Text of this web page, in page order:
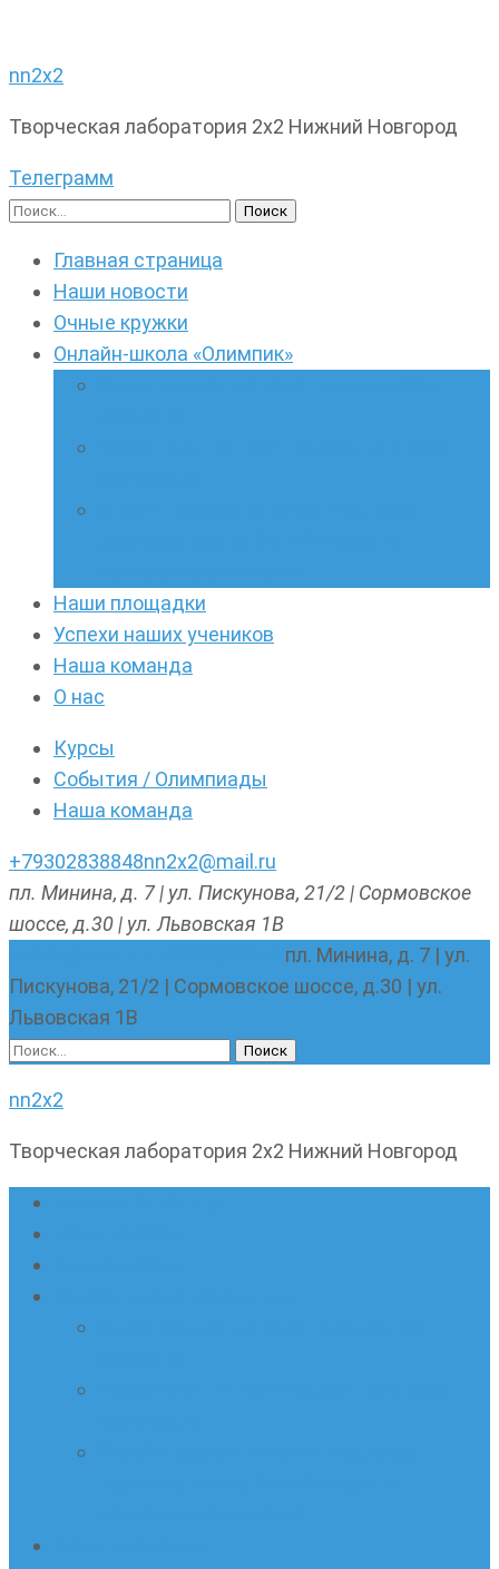
nn2x2
Творческая лаборатория 2х2 Нижний Новгород
Телеграмм
Найти:
Главная страница
Наши новости
Очные кружки
Онлайн-школа «Олимпик»
Наши площадки
Успехи наших учеников
Наша команда
О нас
Курсы
События / Олимпиады
Наша команда
+79302838848nn2x2@mail.ru
пл. Минина, д. 7 | ул. Пискунова, 21/2 | Сормовское
шоссе, д.30 | ул. Львовская 1В
пл. Минина, д. 7 | ул.
Пискунова, 21/2 | Сормовское шоссе, д.30 | ул.
Львовская 1В
Найти:
nn2x2
Творческая лаборатория 2х2 Нижний Новгород